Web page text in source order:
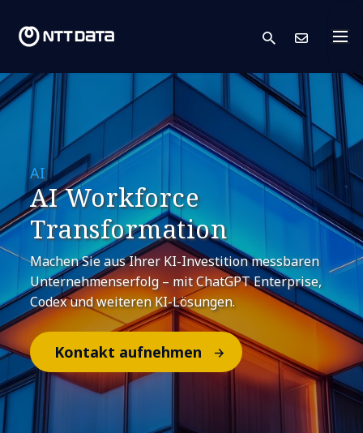
search
AI
AI Workforce
Transformation
Machen Sie aus Ihrer KI-Investition messbaren
Unternehmenserfolg – mit ChatGPT Enterprise,
Codex und weiteren KI-Lösungen.
Kontakt aufnehmen